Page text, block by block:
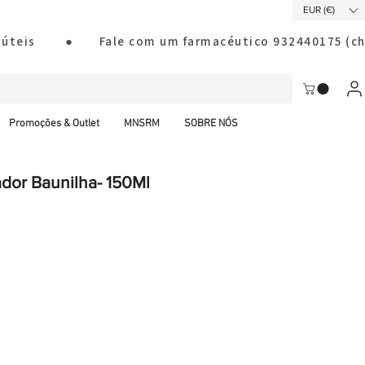
EUR (€)
úteis        ●       Fale com um farmacéutico
Promoções & Outlet MNSRM SOBRE NÓS
Baunilha- 150Ml